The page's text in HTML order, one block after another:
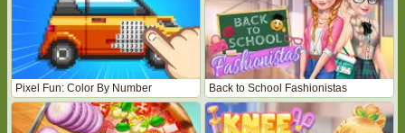
Pixel Fun: Color By Number Back to School Fashionistas